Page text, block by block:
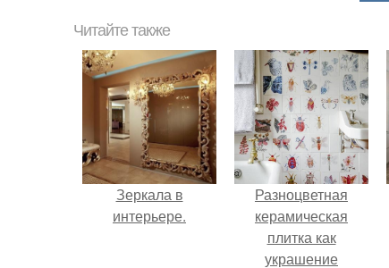
Читайте также
Зеркала в
интерьере.
Разноцветная
керамическая
плитка как
украшение